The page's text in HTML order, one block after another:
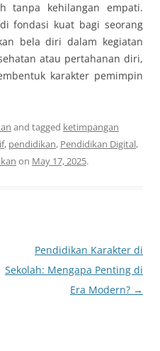
tanpa kehilangan empati.
fondasi kuat bagi seorang
bela diri dalam kegiatan
atau pertahanan diri,
karakter pemimpin
and tagged ketimpangan
, pendidikan, Pendidikan Digital,
on May 17, 2025.
Pendidikan Karakter di
Sekolah: Mengapa Penting di
Era Modern? →